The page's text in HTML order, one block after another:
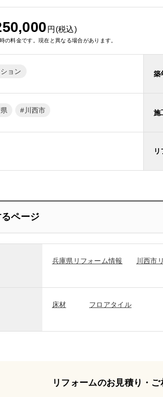
円(税込)
の料金です。現在と異なる場合があります。
ョン 築
川西市 施
ページ
兵庫県リフォーム情報 川西市
床材 フロアタイル
リフォームのお見積り・